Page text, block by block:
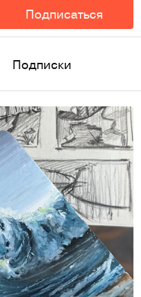
Подписаться
Подписки